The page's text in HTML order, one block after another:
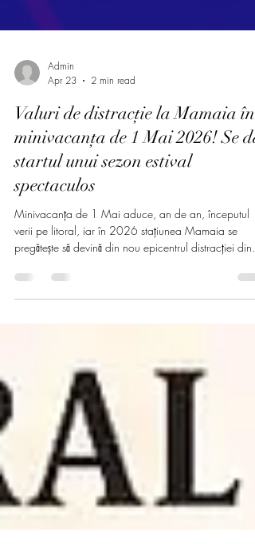
Apr 23
2 min read
Valuri de distracție la Mamaia în
minivacanța de 1 Mai 2026! Se dă
startul unui sezon estival
spectaculos
Minivacanța de 1 Mai aduce, an de an, începutul
România. Cu un program amplu de evenimente, care
zile și nopți, stațiunea invită turiștii din toată țara să
trăiască energia autentică a verii, chiar de la primul
De la concerte live cu acces gratuit, la experiențe
premium în cluburi și momente de relaxare pe malu